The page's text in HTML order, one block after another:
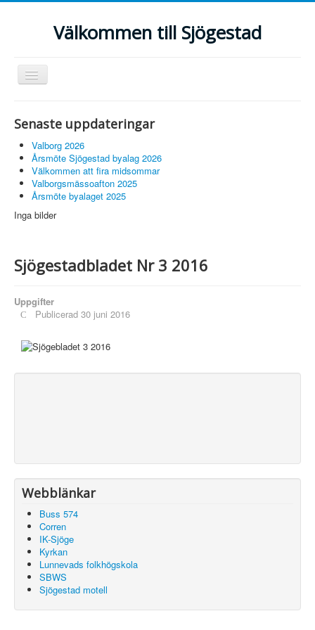
Välkommen till Sjögestad
Visa/dölj
navigering
Fiber
Föreningar
Anslagstavlan
Grannsamverkan
Senaste uppdateringar
Valborg 2026
Årsmöte Sjögestad byalag 2026
Välkommen att fira midsommar
Valborgsmässoafton 2025
Årsmöte byalaget 2025
Inga bilder
Sjögestadbladet Nr 3 2016
Uppgifter
Publicerad 30 juni 2016
Webblänkar
Buss 574
Corren
IK-Sjöge
Kyrkan
Lunnevads folkhögskola
SBWS
Sjögestad motell